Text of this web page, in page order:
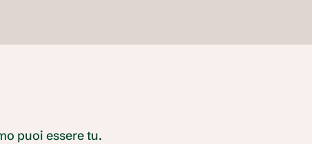
puoi essere tu.